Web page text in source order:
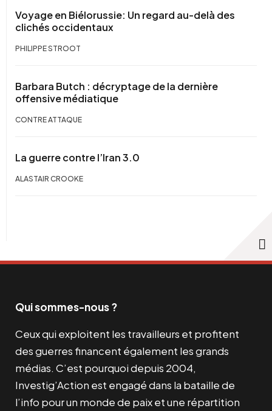
Voyage en Biélorussie: Un regard au-delà des
clichés occidentaux
PHILIPPE STROOT
Barbara Butch : décryptage de la dernière
offensive médiatique
CONTRE ATTAQUE
La guerre contre l’Iran 3.0
ALASTAIR CROOKE
Qui sommes-nous ?
Ceux qui exploitent les travailleurs et profitent
des guerres financent également les grands
médias. C’est pourquoi depuis 2004,
Investig’Action est engagé dans la bataille de
l’info pour un monde de paix et une répartition